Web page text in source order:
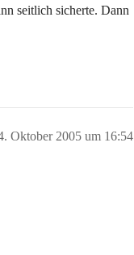
seitlich sicherte. Dann
Oktober 2005 um 16:54